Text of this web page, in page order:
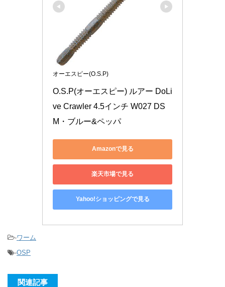
オーエスピー(O.S.P)
O.S.P(オーエスピー) ルアー DoLi
ve Crawler 4.5インチ W027 DS
M・ブルー&ペッパ
Amazonで見る
楽天市場で見る
Yahoo!ショッピングで見る
-ワーム
-OSP
関連記事